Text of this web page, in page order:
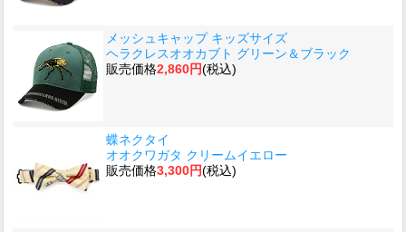
メッシュキャップ キッズサイズ
ヘラクレスオオカブト グリーン＆ブラック
販売価格2,860円(税込)
蝶ネクタイ
オオクワガタ クリームイエロー
販売価格3,300円(税込)